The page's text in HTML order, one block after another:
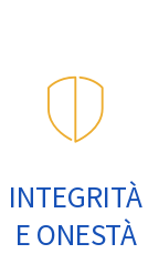
INTEGRITÀ
E ONESTÀ